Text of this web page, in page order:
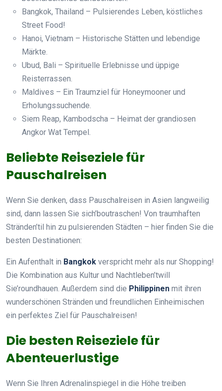
Bangkok, Thailand – Pulsierendes Leben, köstliches
Street Food!
Hanoi, Vietnam – Historische Stätten und lebendige
Märkte.
Ubud, Bali – Spirituelle Erlebnisse und üppige
Reisterrassen.
Maldives – Ein Traumziel für Honeymooner und
Erholungssuchende.
Siem Reap, Kambodscha – Heimat der grandiosen
Angkor Wat Tempel.
Beliebte Reiseziele für
Pauschalreisen
Wenn Sie denken, dass Pauschalreisen in Asien langweilig
sind, dann lassen Sie sich’boutraschen! Von traumhaften
Stränden’til hin zu pulsierenden Städten – hier finden Sie die
besten Destinationen:
Ein Aufenthalt in Bangkok verspricht mehr als nur Shopping!
Die Kombination aus Kultur und Nachtleben’twill
Sie’roundhauen. Außerdem sind die Philippinen mit ihren
wunderschönen Stränden und freundlichen Einheimischen
ein perfektes Ziel für Pauschalreisen!
Die besten Reiseziele für
Abenteuerlustige
Wenn Sie Ihren Adrenalinspiegel in die Höhe treiben